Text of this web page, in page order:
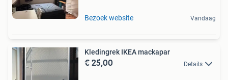
Bezoek website Vandaag
Kledingrek IKEA mackapar
€ 25,00 Details